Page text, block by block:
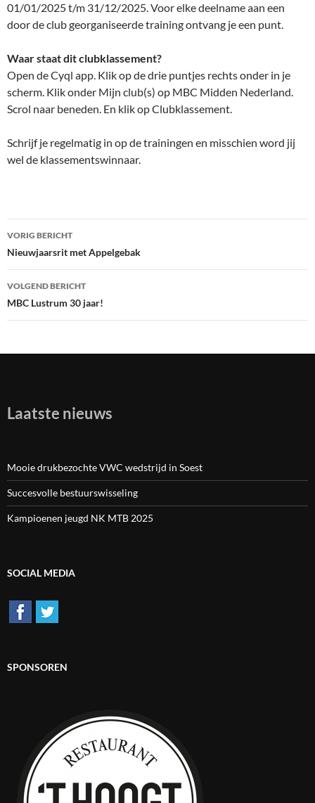
01/01/2025 t/m 31/12/2025. Voor elke deelname aan een
door de club georganiseerde training ontvang je een punt.
Waar staat dit clubklassement?
Open de Cyql app. Klik op de drie puntjes rechts onder in je
scherm. Klik onder Mijn club(s) op MBC Midden Nederland.
Scrol naar beneden. En klik op Clubklassement.
Schrijf je regelmatig in op de trainingen en misschien word jij
wel de klassementswinnaar.
Bericht
navigatie
VORIG BERICHT
Nieuwjaarsrit met Appelgebak
VOLGEND BERICHT
MBC Lustrum 30 jaar!
Laatste nieuws
Mooie drukbezochte VWC wedstrijd in Soest
Succesvolle bestuurswisseling
Kampioenen jeugd NK MTB 2025
SOCIAL MEDIA
SPONSOREN